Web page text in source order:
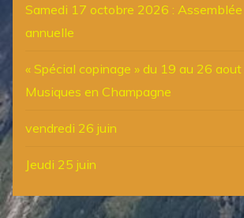
Samedi 17 octobre 2026 : Assemblée
annuelle
« Spécial copinage » du 19 au 26
Musiques en Champagne
vendredi 26 juin
Jeudi 25 juin